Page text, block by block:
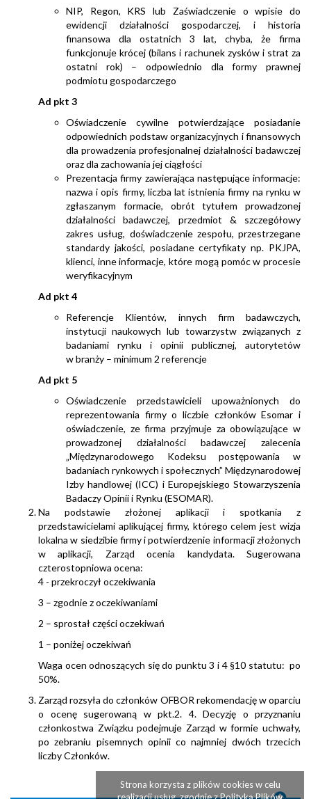
Strona korzysta z plików cookies w celu
NIP, Regon, KRS lub Zaświadczenie o wpisie do
ewidencji działalności gospodarczej, i historia
finansowa dla ostatnich 3 lat, chyba, że firma
funkcjonuje krócej (bilans i rachunek zysków i strat za
ostatni rok) – odpowiednio dla formy prawnej
podmiotu gospodarczego
Ad pkt 3
Oświadczenie cywilne potwierdzające posiadanie
odpowiednich podstaw organizacyjnych i finansowych
dla prowadzenia profesjonalnej działalności badawczej
oraz dla zachowania jej ciągłości
Prezentacja firmy zawierająca następujące informacje:
nazwa i opis firmy, liczba lat istnienia firmy na rynku w
zgłaszanym formacie, obrót tytułem prowadzonej
działalności badawczej, przedmiot & szczegółowy
zakres usług, doświadczenie zespołu, przestrzegane
standardy jakości, posiadane certyfikaty np. PKJPA,
klienci, inne informacje, które mogą pomóc w procesie
weryfikacyjnym
Ad pkt 4
Referencje Klientów, innych firm badawczych,
instytucji naukowych lub towarzystw związanych z
badaniami rynku i opinii publicznej, autorytetów
w branży – minimum 2 referencje
Ad pkt 5
Oświadczenie przedstawicieli upoważnionych do
reprezentowania firmy o liczbie członków Esomar i
oświadczenie, ze firma przyjmuje za obowiązujące w
prowadzonej działalności badawczej zalecenia
„Międzynarodowego Kodeksu postępowania w
badaniach rynkowych i społecznych” Międzynarodowej
Izby handlowej (ICC) i Europejskiego Stowarzyszenia
Badaczy Opinii i Rynku (ESOMAR).
Na podstawie złożonej aplikacji i spotkania z
przedstawicielami aplikującej firmy, którego celem jest wizja
lokalna w siedzibie firmy i potwierdzenie informacji złożonych
w aplikacji, Zarząd ocenia kandydata. Sugerowana
czterostopniowa ocena:
4 - przekroczył oczekiwania
3 – zgodnie z oczekiwaniami
2 – sprostał części oczekiwań
1 – poniżej oczekiwań
Waga ocen odnoszących się do punktu 3 i 4 §10 statutu: po
50%.
Zarząd rozsyła do członków OFBOR rekomendację w oparciu
o ocenę sugerowaną w pkt.2. 4. Decyzję o przyznaniu
członkostwa Związku podejmuje Zarząd w formie uchwały,
po zebraniu pisemnych opinii co najmniej dwóch trzecich
liczby Członków.